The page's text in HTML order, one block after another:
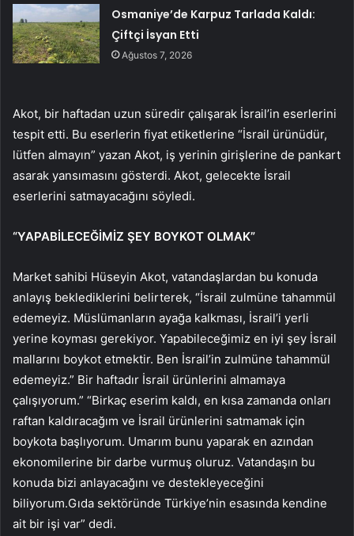
Osmaniye’de Karpuz Tarlada Kaldı:
Çiftçi İsyan Etti
Ağustos 7, 2026
Akot, bir haftadan uzun süredir çalışarak İsrail’in eserlerini
tespit etti. Bu eserlerin fiyat etiketlerine “İsrail ürünüdür,
lütfen almayın” yazan Akot, iş yerinin girişlerine de pankart
asarak yansımasını gösterdi. Akot, gelecekte İsrail
eserlerini satmayacağını söyledi.
“YAPABİLECEĞİMİZ ŞEY BOYKOT OLMAK”
Market sahibi Hüseyin Akot, vatandaşlardan bu konuda
anlayış beklediklerini belirterek, “İsrail zulmüne tahammül
edemeyiz. Müslümanların ayağa kalkması, İsrail’i yerli
yerine koyması gerekiyor. Yapabileceğimiz en iyi şey İsrail
mallarını boykot etmektir. Ben İsrail’in zulmüne tahammül
edemeyiz.” Bir haftadır İsrail ürünlerini almamaya
çalışıyorum.” “Birkaç eserim kaldı, en kısa zamanda onları
raftan kaldıracağım ve İsrail ürünlerini satmamak için
boykota başlıyorum. Umarım bunu yaparak en azından
ekonomilerine bir darbe vurmuş oluruz. Vatandaşın bu
konuda bizi anlayacağını ve destekleyeceğini
biliyorum.Gıda sektöründe Türkiye’nin esasında kendine
ait bir işi var” dedi.